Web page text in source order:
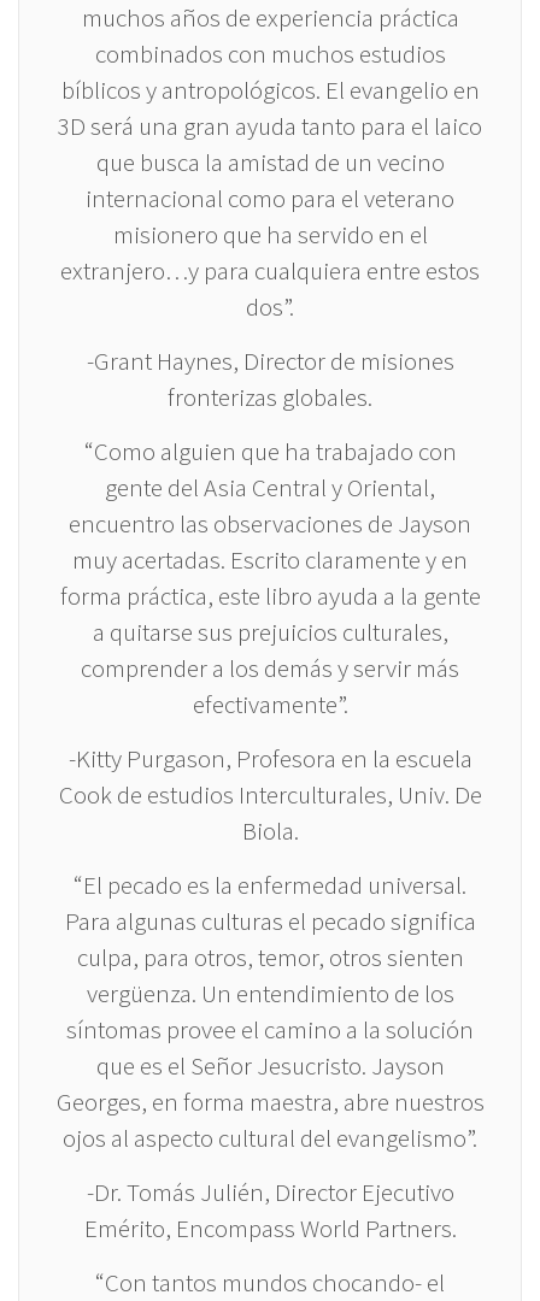
muchos años de experiencia práctica
combinados con muchos estudios
bíblicos y antropológicos. El evangelio en
3D será una gran ayuda tanto para el laico
que busca la amistad de un vecino
internacional como para el veterano
misionero que ha servido en el
extranjero…y para cualquiera entre estos
dos”.
-Grant Haynes, Director de misiones
fronterizas globales.
“Como alguien que ha trabajado con
gente del Asia Central y Oriental,
encuentro las observaciones de Jayson
muy acertadas. Escrito claramente y en
forma práctica, este libro ayuda a la gente
a quitarse sus prejuicios culturales,
comprender a los demás y servir más
efectivamente”.
-Kitty Purgason, Profesora en la escuela
Cook de estudios Interculturales, Univ. De
Biola.
“El pecado es la enfermedad universal.
Para algunas culturas el pecado significa
culpa, para otros, temor, otros sienten
vergüenza. Un entendimiento de los
síntomas provee el camino a la solución
que es el Señor Jesucristo. Jayson
Georges, en forma maestra, abre nuestros
ojos al aspecto cultural del evangelismo”.
-Dr. Tomás Julién, Director Ejecutivo
Emérito, Encompass World Partners.
“Con tantos mundos chocando- el